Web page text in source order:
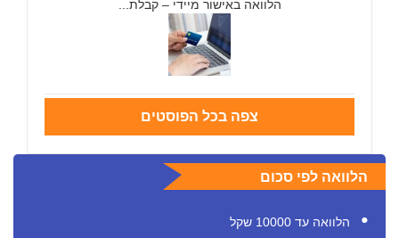
הלוואה באישור מיידי – קבלת...
צפה בכל הפוסטים
הלוואה לפי סכום
הלוואה עד 10000 שקל